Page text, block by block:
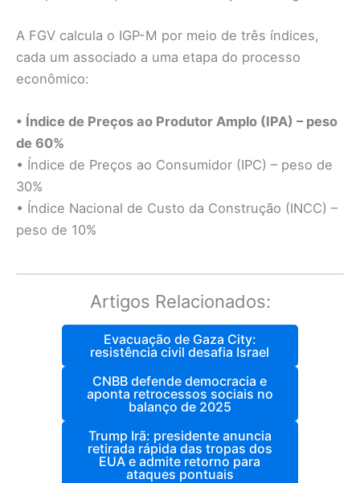
A FGV calcula o IGP-M por meio de três índices,
cada um associado a uma etapa do processo
econômico:
• Índice de Preços ao Produtor Amplo (IPA) – peso
de 60%
• Índice de Preços ao Consumidor (IPC) – peso de
30%
• Índice Nacional de Custo da Construção (INCC) –
peso de 10%
Artigos Relacionados:
Evacuação de Gaza City:
resistência civil desafia Israel
CNBB defende democracia e
aponta retrocessos sociais no
balanço de 2025
Trump Irã: presidente anuncia
retirada rápida das tropas dos
EUA e admite retorno para
ataques pontuais